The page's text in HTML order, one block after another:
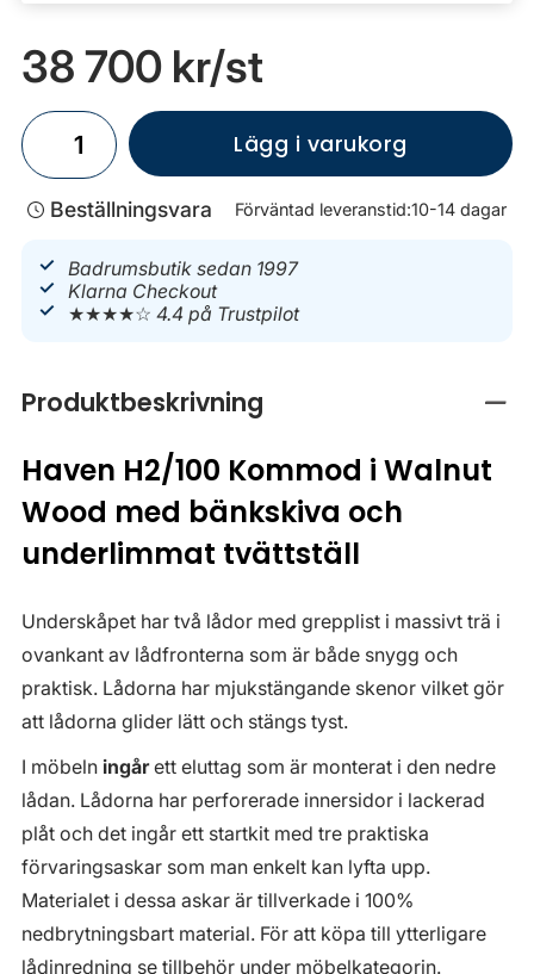
38 700 kr/st
Lägg i varukorg
Beställningsvara Förväntad leveranstid:10-14 dagar
Badrumsbutik sedan 1997
Klarna Checkout
★★★★☆4.4 på Trustpilot
Produktbeskrivning
Haven H2/100 Kommod i Walnut
Wood med bänkskiva och
underlimmat tvättställ
Underskåpet har två lådor med grepplist i massivt trä i
ovankant av lådfronterna som är både snygg och
praktisk. Lådorna har mjukstängande skenor vilket gör
att lådorna glider lätt och stängs tyst.
I möbeln ingårett eluttag som är monterat i den nedre
lådan. Lådorna har perforerade innersidor i lackerad
plåt och det ingår ett startkit med tre praktiska
förvaringsaskar som man enkelt kan lyfta upp.
Materialet i dessa askar är tillverkade i 100%
nedbrytningsbart material. För att köpa till ytterligare
lådinredning se tillbehör under möbelkategorin.